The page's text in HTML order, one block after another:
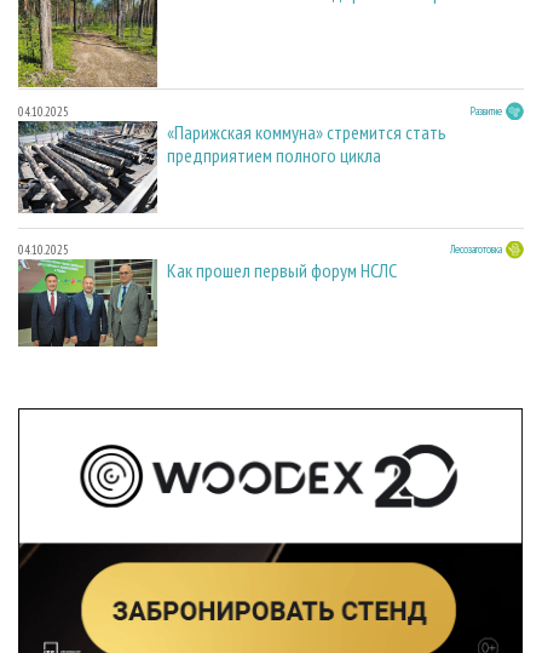
04.10.2025 Развитие
«Парижская коммуна» стремится стать
предприятием полного цикла
04.10.2025 Лесозаготовка
Как прошел первый форум НСЛС